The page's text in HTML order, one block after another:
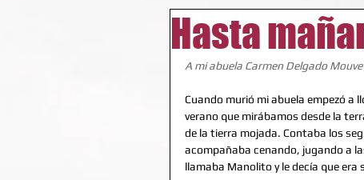
Hasta
A mi abuela Carmen Delgado
Cuando murió mi abuela empezó a
verano que mirábamos desde la
de la tierra mojada. Contaba los
acompañaba cenando, jugando a
llamaba Manolito y le decía que era